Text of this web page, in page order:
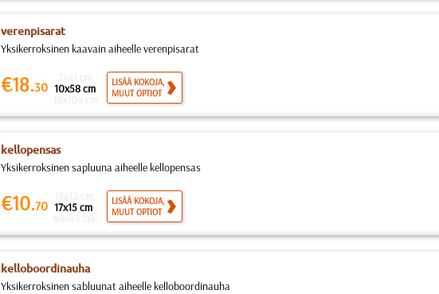
verenpisarat
Yksikerroksinen kaavain aiheelle verenpisarat
€18.30 10x58 cm
LISÄÄ KOKOJA,
MUUT OPTIOT
kellopensas
Yksikerroksinen sapluuna aiheelle kellopensas
€10.70 17x15 cm
LISÄÄ KOKOJA,
MUUT OPTIOT
kelloboordinauha
Yksikerroksinen sabluunat aiheelle kelloboordinauha